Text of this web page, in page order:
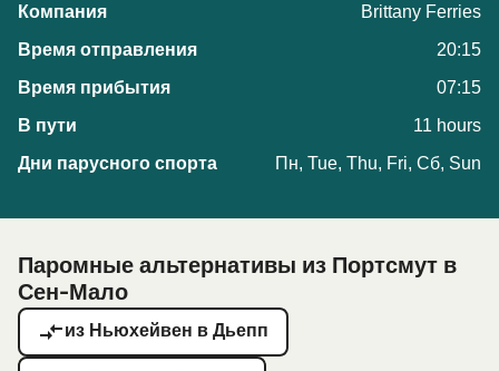
Brittany Ferries
20:15
07:15
11 hours
Пн, Tue, Thu, Fri, Сб, Sun
Паромные альтернативы из Портсмут в
Сен-Мало
из Ньюхейвен в Дьепп